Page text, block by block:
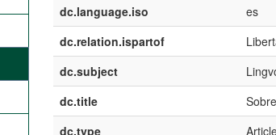
dc.language.iso
es
dc.relation.ispartof
dc.subject
dc.title
dc.type